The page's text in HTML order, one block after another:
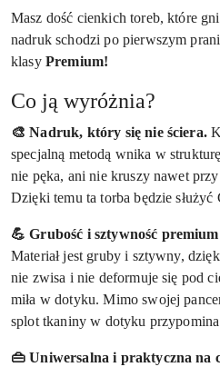
Masz dość cienkich toreb, które
nadruk schodzi po pierwszym
klasy Premium!
Co ją wyróżnia?
🎨 Nadruk, który się nie ściera.
specjalną metodą wnika w
nie pęka, ani nie kruszy nawet
Dzięki temu ta torba będzie służyć
💪 Grubość i sztywność premium
Materiał jest gruby i sztywny,
nie zwisa i nie deformuje się pod
miła w dotyku. Mimo swojej
splot tkaniny w dotyku przypomina
👜 Uniwersalna i praktyczna na